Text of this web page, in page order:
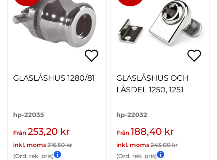
GLASLÅSHUS 1280/81
hp-22035
Från 253,20 kr
inkl. moms 316,50 kr
(Ord. rek. pris)
GLASLÅSHUS OCH
LÅSDEL 1250, 1251
hp-22032
Från 188,40 kr
inkl. moms 243,00 kr
(Ord. rek. pris)